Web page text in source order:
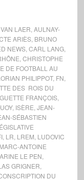
LAER AULNAY-
ARIÈS, BRUNO
NEWS, CARL LANG,
CHRISTOPHE
DE FOOTBALL AU
PHILIPPOT, FN
DES ROIS DU
FRANÇOIS,
, ISÈRE JEAN-
SÉBASTIEN
, LR LREM LUDOVIC
MARC-ANTOINE
LE PEN
GRIGNER
DU